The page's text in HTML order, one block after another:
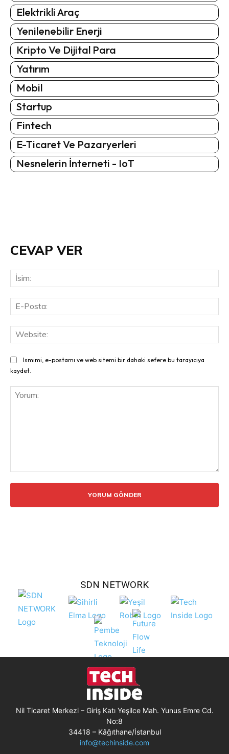
Elektrikli Araç
Yenilenebilir Enerji
Kripto Ve Dijital Para
Yatırım
Mobil
Startup
Fintech
E-Ticaret Ve Pazaryerleri
Nesnelerin İnterneti - IoT
CEVAP VER
Ismimi, e-postamı ve web sitemi bir dahaki sefere bu tarayıcıya
kaydet.
SDN NETWORK
Nil Ticaret Merkezi – Giriş Katı Yeşilce Mah. Yunus Emre Cd.
No:8
34418 – Kâğıthane/İstanbul
info@techinside.com